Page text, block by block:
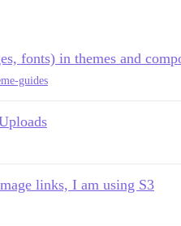
fonts) in themes and
guides
links, I am using S3